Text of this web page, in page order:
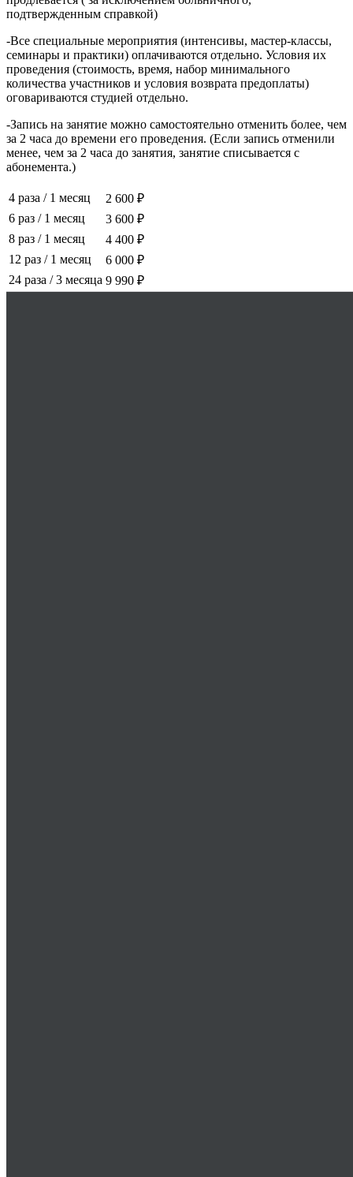
подтвержденным справкой)
-Все специальные мероприятия (интенсивы, мастер-классы,
семинары и практики) оплачиваются отдельно. Условия их
проведения (стоимость, время, набор минимального
количества участников и условия возврата предоплаты)
оговариваются студией отдельно.
-Запись на занятие можно самостоятельно отменить более, чем
за 2 часа до времени его проведения. (Если запись отменили
менее, чем за 2 часа до занятия, занятие списывается с
абонемента.)
4 раза / 1 месяц
2 600 ₽
6 раз / 1 месяц
3 600 ₽
8 раз / 1 месяц
4 400 ₽
12 раз / 1 месяц
6 000 ₽
24 раза /3 месяца 9 990 ₽